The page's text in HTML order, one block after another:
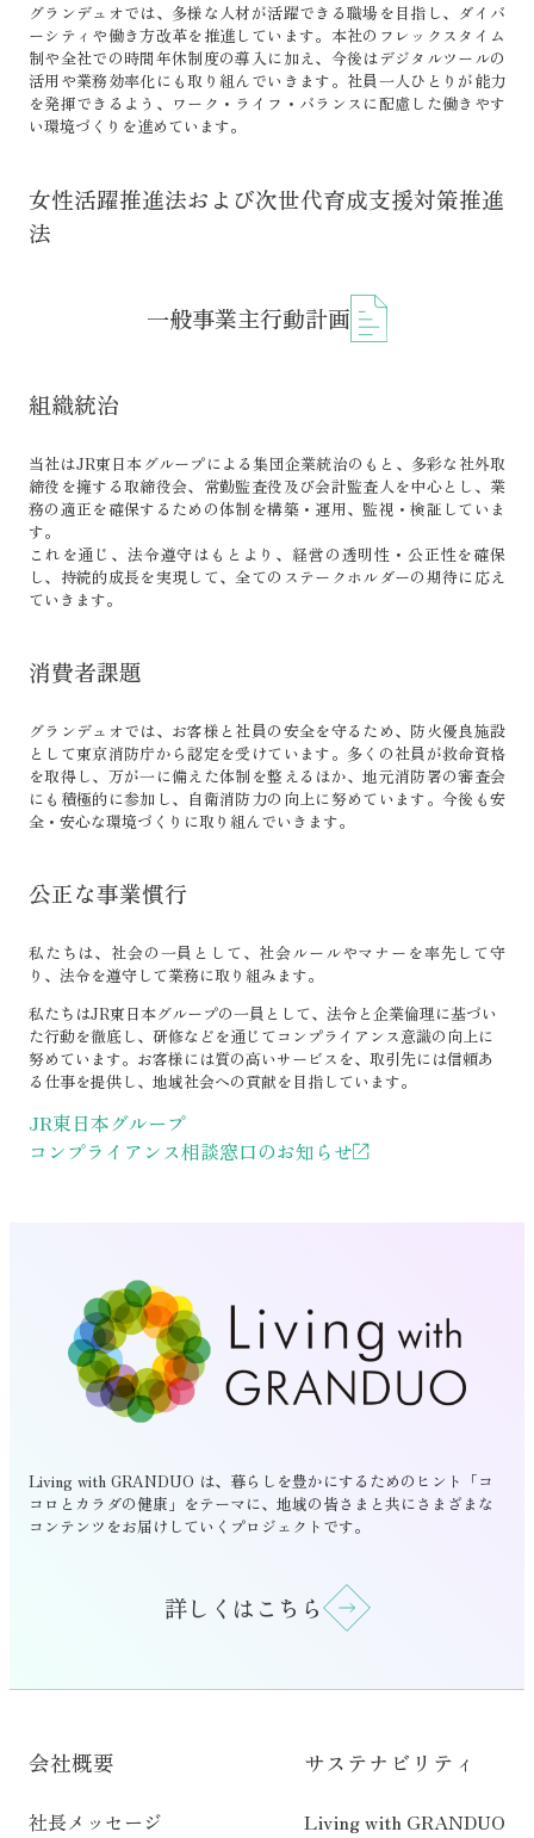
グランデュオでは、多様な人材が活躍できる職場を目指し、ダイバ
ーシティや働き方改革を推進しています。本社のフレックスタイム
制や全社での時間年休制度の導入に加え、今後はデジタルツールの
活用や業務効率化にも取り組んでいきます。社員一人ひとりが能力
を発揮できるよう、ワーク・ライフ・バランスに配慮した働きやす
い環境づくりを進めています。
女性活躍推進法および次世代育成支援対策推進
法
一般事業主行動計画
組織統治
当社はJR東日本グループによる集団企業統治のもと、多彩な社外取
締役を擁する取締役会、常勤監査役及び会計監査人を中心とし、業
務の適正を確保するための体制を構築・運用、監視・検証していま
す。
これを通じ、法令遵守はもとより、経営の透明性・公正性を確保
し、持続的成長を実現して、全てのステークホルダーの期待に応え
ていきます。
消費者課題
グランデュオでは、お客様と社員の安全を守るため、防火優良施設
として東京消防庁から認定を受けています。多くの社員が救命資格
を取得し、万が一に備えた体制を整えるほか、地元消防署の審査会
にも積極的に参加し、自衛消防力の向上に努めています。今後も安
全・安心な環境づくりに取り組んでいきます。
公正な事業慣行
私たちは、社会の一員として、社会ルールやマナーを率先して守
り、法令を遵守して業務に取り組みます。
私たちはJR東日本グループの一員として、法令と企業倫理に基づい
た行動を徹底し、研修などを通じてコンプライアンス意識の向上に
努めています。お客様には質の高いサービスを、取引先には信頼あ
る仕事を提供し、地域社会への貢献を目指しています。
JR東日本グループ
コンプライアンス相談窓口のお知らせ
Living with GRANDUO は、暮らしを豊かにするためのヒント「コ
コロとカラダの健康」をテーマに、地域の皆さまと共にさまざまな
コンテンツをお届けしていくプロジェクトです。
詳しくはこちら
会社概要
社長メッセージ
サステナビリティ
Living with GRANDUO